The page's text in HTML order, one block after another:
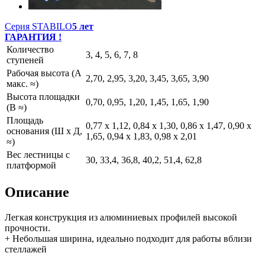
Серия STABILO5 лет
ГАРАНТИЯ !
Количество
ступеней
3, 4, 5, 6, 7, 8
Рабочая высота (A
макс. ≈)
2,70, 2,95, 3,20, 3,45, 3,65, 3,90
Высота площадки
(B ≈)
0,70, 0,95, 1,20, 1,45, 1,65, 1,90
Площадь
основания (Ш x Д,
≈)
0,77 x 1,12, 0,84 x 1,30, 0,86 x 1,47, 0,90 x
1,65, 0,94 x 1,83, 0,98 x 2,01
Вес лестницы с
платформой
30, 33,4, 36,8, 40,2, 51,4, 62,8
Описание
Легкая конструкция из алюминиевых профилей высокой
прочности.
+ Небольшая ширина, идеально подходит для работы вблизи
стеллажей